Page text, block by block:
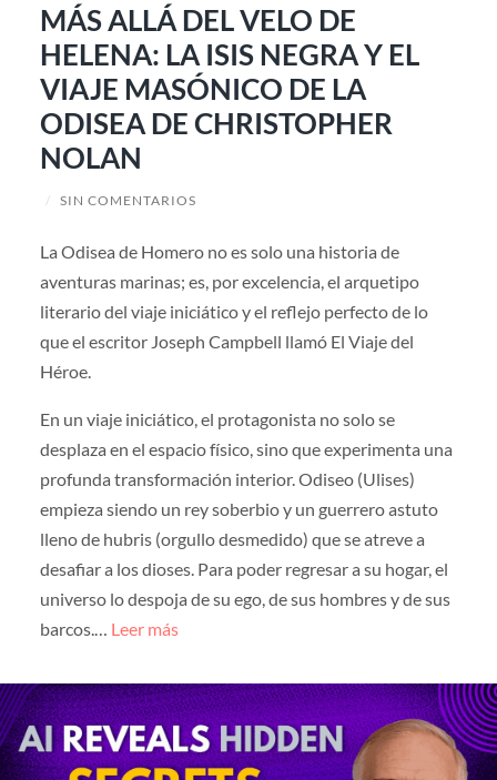
MÁS ALLÁ DEL VELO DE
HELENA: LA ISIS NEGRA Y EL
VIAJE MASÓNICO DE LA
ODISEA DE CHRISTOPHER
NOLAN
/ SIN COMENTARIOS
La Odisea de Homero no es solo una historia de
aventuras marinas; es, por excelencia, el arquetipo
literario del viaje iniciático y el reflejo perfecto de lo
que el escritor Joseph Campbell llamó El Viaje del
Héroe.
En un viaje iniciático, el protagonista no solo se
desplaza en el espacio físico, sino que experimenta una
profunda transformación interior. Odiseo (Ulises)
empieza siendo un rey soberbio y un guerrero astuto
lleno de hubris (orgullo desmedido) que se atreve a
desafiar a los dioses. Para poder regresar a su hogar, el
universo lo despoja de su ego, de sus hombres y de sus
barcos.… Leer más